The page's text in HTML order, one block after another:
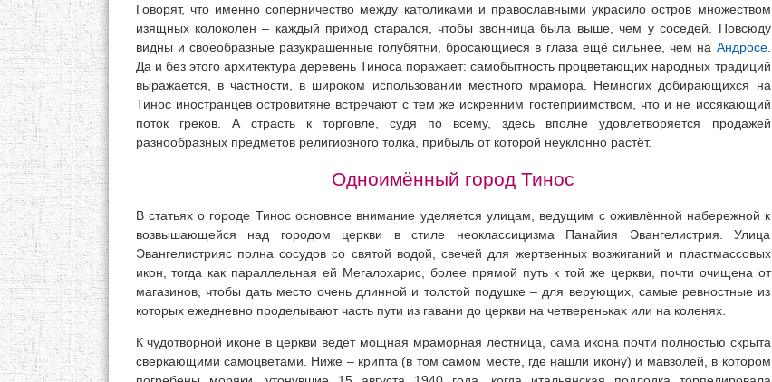
Говорят, что именно соперничество между католиками и православными украсило остров множеством
изящных колоколен – каждый приход старался, чтобы звонница была выше, чем у соседей. Повсюду
видны и своеобразные разукрашенные голубятни, бросающиеся в глаза ещё сильнее, чем на Андросе.
Да и без этого архитектура деревень Тиноса поражает: самобытность процветающих народных традиций
выражается, в частности, в широком использовании местного мрамора. Немногих добирающихся на
Тинос иностранцев островитяне встречают с тем же искренним гостеприимством, что и не иссякающий
поток греков. А страсть к торговле, судя по всему, здесь вполне удовлетворяется продажей
разнообразных предметов религиозного толка, прибыль от которой неуклонно растёт.
Одноимённый город Тинос
В статьях о городе Тинос основное внимание уделяется улицам, ведущим с оживлённой набережной к
возвышающейся над городом церкви в стиле неоклассицизма Панайия Эвангелистрия. Улица
Эвангелистрияс полна сосудов со святой водой, свечей для жертвенных возжиганий и пластмассовых
икон, тогда как параллельная ей Мегалохарис, более прямой путь к той же церкви, почти очищена от
магазинов, чтобы дать место очень длинной и толстой подушке – для верующих, самые ревностные из
которых ежедневно проделывают часть пути из гавани до церкви на четвереньках или на коленях.
К чудотворной иконе в церкви ведёт мощная мраморная лестница, сама икона почти полностью скрыта
сверкающими самоцветами. Ниже – крипта (в том самом месте, где нашли икону) и мавзолей, в котором